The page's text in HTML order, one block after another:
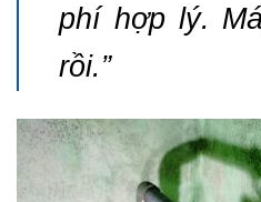
phí hợp lý.
rồi.”